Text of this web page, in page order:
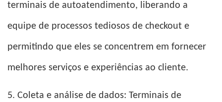
terminais de autoatendimento, liberando a
equipe de processos tediosos de checkout e
permitindo que eles se concentrem em fornecer
melhores serviços e experiências ao cliente.
5. Coleta e análise de dados: Terminais de